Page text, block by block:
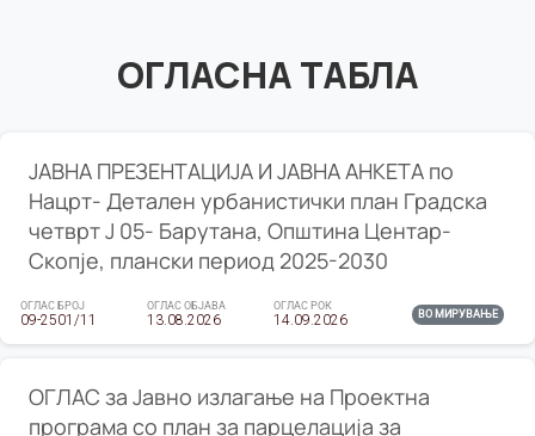
ОГЛАСНА ТАБЛА
ЈАВНА ПРЕЗЕНТАЦИЈА И ЈАВНА АНКЕТА по
Нацрт- Детален урбанистички план Градска
четврт Ј 05- Барутана, Општина Центар-
Скопје, плански период 2025-2030
ОГЛАС БРОЈ
09-2501/11
ОГЛАС ОБЈАВА
13.08.2026
ОГЛАС РОК
14.09.2026 ВО МИРУВАЊЕ
ОГЛАС за Јавно излагање на Проектна
програма со план за парцелација за